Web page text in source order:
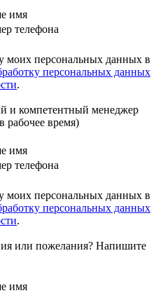
имя
телефона
моих персональных данных в
персональных данных
.
и компетентный менеджер
рабочее время)
имя
телефона
моих персональных данных в
персональных данных
.
или пожелания? Напишите
имя